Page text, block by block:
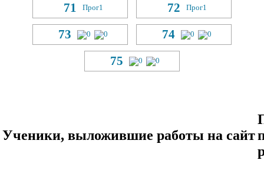
71 Прог1 72 Прог1
73 0 0 74 0 0
75 0 0
Ученики, выложившие работы на сайт